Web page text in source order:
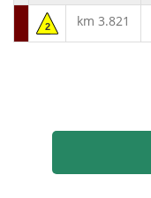
2 km 3.821